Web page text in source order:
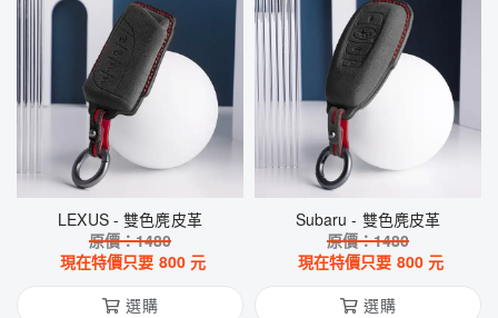
LEXUS - 雙色麂皮革
原價：1480
現在特價只要 800 元
選購
Subaru - 雙色麂皮革
原價：1480
現在特價只要 800 元
選購